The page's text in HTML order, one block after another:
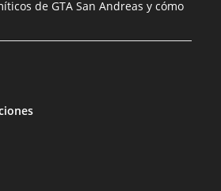
de GTA San Andreas y cómo